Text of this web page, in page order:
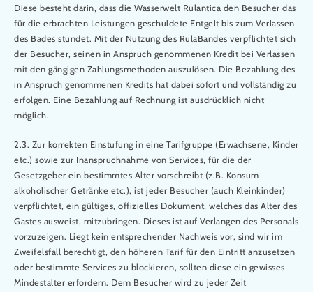
Diese besteht darin, dass die Wasserwelt Rulantica den Besucher das
für die erbrachten Leistungen geschuldete Entgelt bis zum Verlassen
des Bades stundet. Mit der Nutzung des RulaBandes verpflichtet sich
der Besucher, seinen in Anspruch genommenen Kredit bei Verlassen
mit den gängigen Zahlungsmethoden auszulösen. Die Bezahlung des
in Anspruch genommenen Kredits hat dabei sofort und vollständig zu
erfolgen. Eine Bezahlung auf Rechnung ist ausdrücklich nicht
möglich.
2.3. Zur korrekten Einstufung in eine Tarifgruppe (Erwachsene, Kinder
etc.) sowie zur Inanspruchnahme von Services, für die der
Gesetzgeber ein bestimmtes Alter vorschreibt (z.B. Konsum
alkoholischer Getränke etc.), ist jeder Besucher (auch Kleinkinder)
verpflichtet, ein gültiges, offizielles Dokument, welches das Alter des
Gastes ausweist, mitzubringen. Dieses ist auf Verlangen des Personals
vorzuzeigen. Liegt kein entsprechender Nachweis vor, sind wir im
Zweifelsfall berechtigt, den höheren Tarif für den Eintritt anzusetzen
oder bestimmte Services zu blockieren, sollten diese ein gewisses
Mindestalter erfordern. Dem Besucher wird zu jeder Zeit